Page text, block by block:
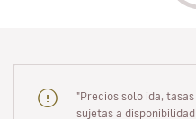
"Precios solo ida,
sujetas a